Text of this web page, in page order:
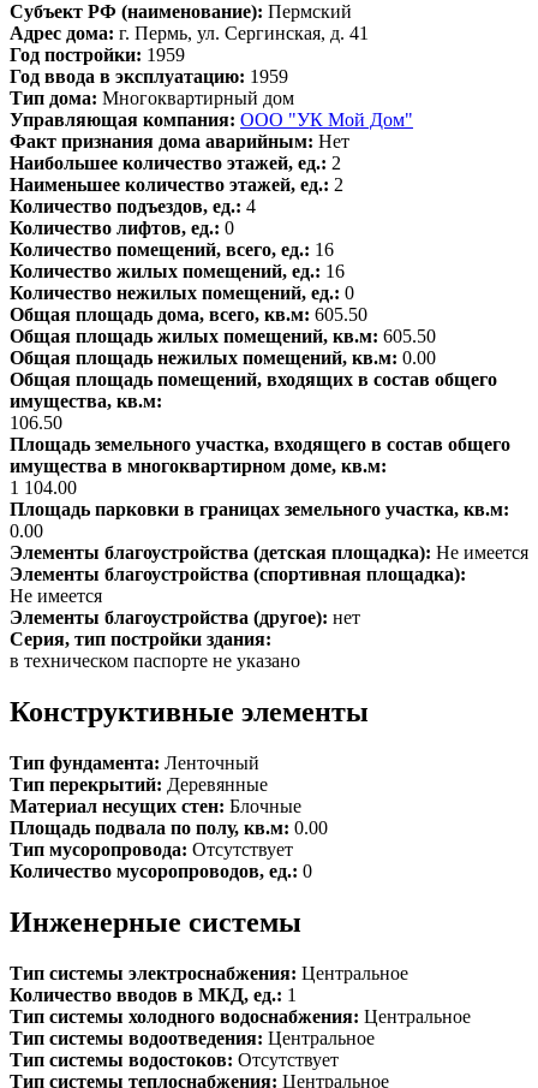
Субъект РФ (наименование): Пермский
Адрес дома: г. Пермь, ул. Сергинская, д. 41
Год постройки: 1959
Год ввода в эксплуатацию: 1959
Тип дома: Многоквартирный дом
Управляющая компания: ООО "УК Мой Дом"
Факт признания дома аварийным: Нет
Наибольшее количество этажей, ед.: 2
Наименьшее количество этажей, ед.: 2
Количество подъездов, ед.: 4
Количество лифтов, ед.: 0
Количество помещений, всего, ед.: 16
Количество жилых помещений, ед.: 16
Количество нежилых помещений, ед.: 0
Общая площадь дома, всего, кв.м: 605.50
Общая площадь жилых помещений, кв.м: 605.50
Общая площадь нежилых помещений, кв.м: 0.00
Общая площадь помещений, входящих в состав общего
имущества, кв.м:
106.50
Площадь земельного участка, входящего в состав общего
имущества в многоквартирном доме, кв.м:
1 104.00
Площадь парковки в границах земельного участка, кв.м:
0.00
Элементы благоустройства (детская площадка): Не имеется
Элементы благоустройства (спортивная площадка):
Не имеется
Элементы благоустройства (другое): нет
Серия, тип постройки здания:
в техническом паспорте не указано
Конструктивные элементы
Тип фундамента: Ленточный
Тип перекрытий: Деревянные
Материал несущих стен: Блочные
Площадь подвала по полу, кв.м: 0.00
Тип мусоропровода: Отсутствует
Количество мусоропроводов, ед.: 0
Инженерные системы
Тип системы электроснабжения: Центральное
Количество вводов в МКД, ед.: 1
Тип системы холодного водоснабжения: Центральное
Тип системы водоотведения: Центральное
Тип системы водостоков: Отсутствует
Тип системы теплоснабжения: Центральное